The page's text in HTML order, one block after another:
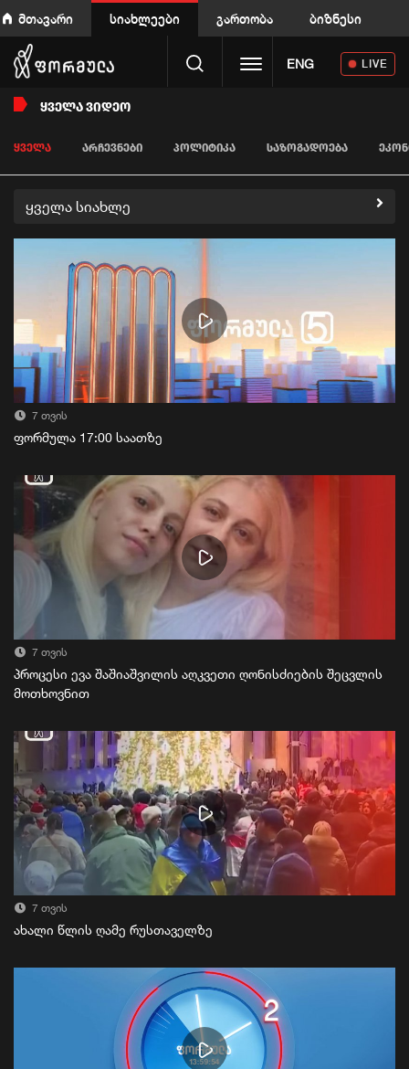
მთავარი სიახლეები გართობა ბიზნესი
Toggle navigation
ENG LIVE
ᲧᲕᲔᲚᲐ ᲕᲘᲓᲔᲝ
ᲧᲕᲔᲚᲐ ᲐᲠᲩᲔᲕᲜᲔᲑᲘ ᲞᲝᲚᲘᲢᲘᲙᲐ ᲡᲐᲖᲝᲒᲐᲓᲝᲔᲑᲐ
ყველა სიახლე
7 თვის
ფორმულა 17:00 საათზე
7 თვის
პროცესი ევა შაშიაშვილის აღკვეთი ღონისძიების შეცვლის
მოთხოვნით
7 თვის
ახალი წლის ღამე რუსთაველზე